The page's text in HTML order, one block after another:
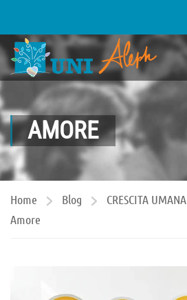
AMORE
Home Blog
CRESCITA
Amore